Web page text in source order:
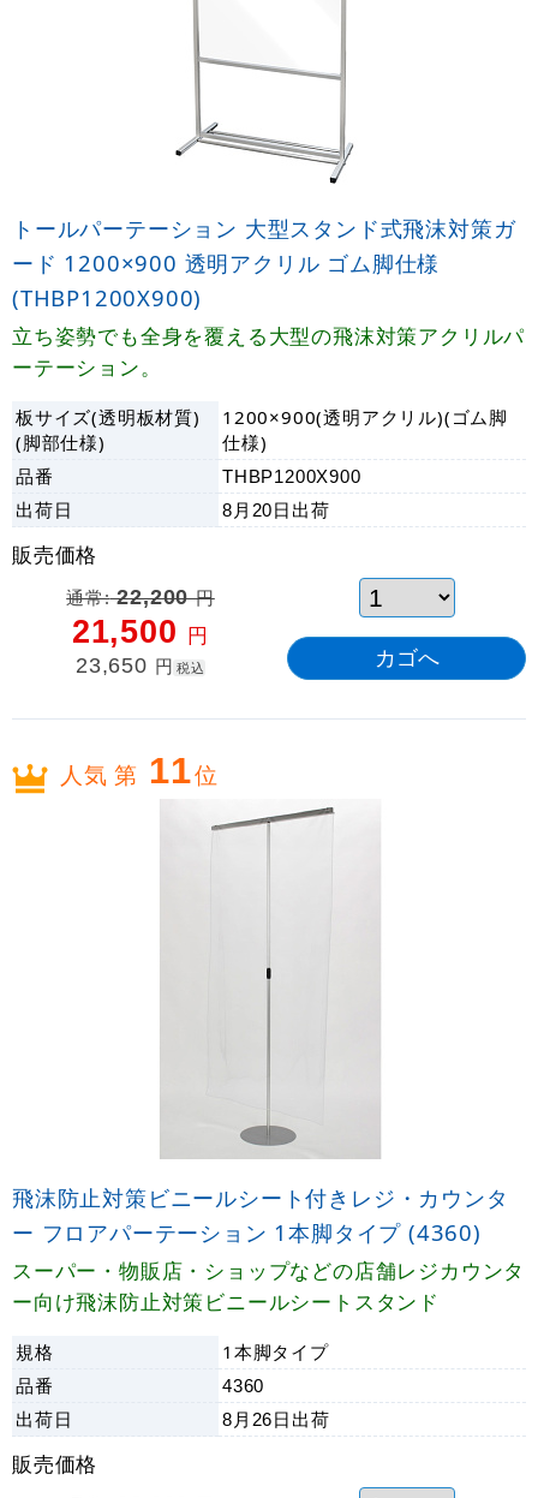
トールパーテーション 大型スタンド式飛沫対策ガ
ード 1200×900 透明アクリル ゴム脚仕様
(THBP1200X900)
立ち姿勢でも全身を覆える大型の飛沫対策アクリルパ
ーテーション。
板サイズ(透明板材質)
(脚部仕様)
1200×900(透明アクリル)(ゴム脚
仕様)
品番
THBP1200X900
出荷日 8月20日 出荷
販売価格
通常:22,200円
21,500 円
23,650 円 税込
人気 第 11位
飛沫防止対策ビニールシート付きレジ・カウンタ
ー フロアパーテーション 1本脚タイプ (4360)
スーパー・物販店・ショップなどの店舗レジカウンタ
ー向け飛沫防止対策ビニールシートスタンド
規格
1本脚タイプ
品番
4360
出荷日 8月26日 出荷
販売価格